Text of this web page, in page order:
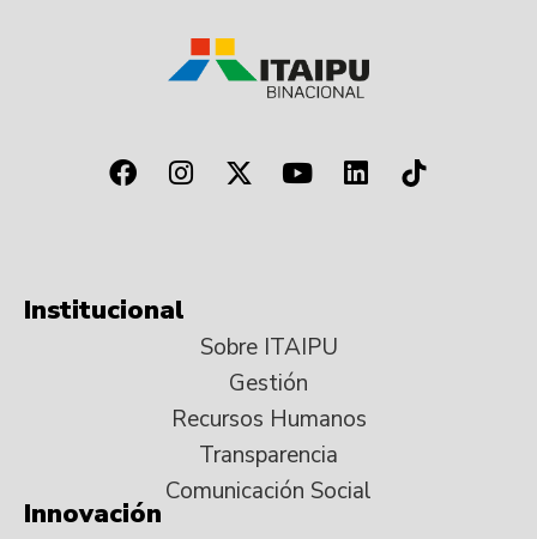
Institucional
Sobre ITAIPU
Gestión
Recursos Humanos
Transparencia
Comunicación Social
Innovación